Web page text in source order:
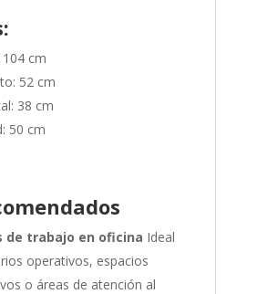
cm
52 cm
38 cm
50 cm
de trabajo en oficina Ideal
operativos, espacios
o áreas de atención al